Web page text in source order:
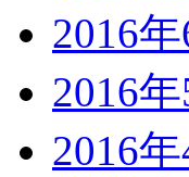
2016
2016
2016